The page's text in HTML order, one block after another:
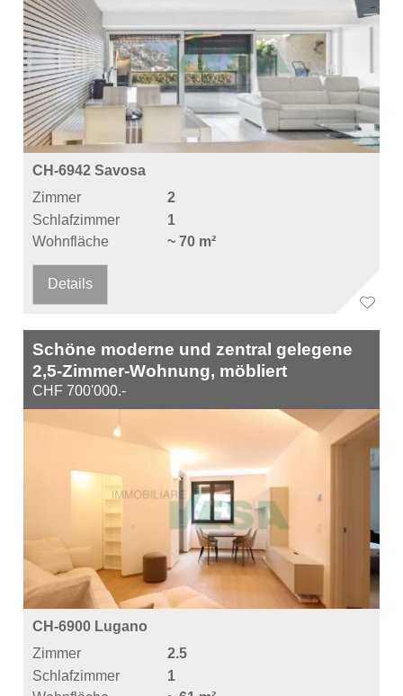
CH-6942 Savosa
Zimmer
2
Schlafzimmer
1
Wohnfläche
~ 70 m²
Details
Schöne moderne und zentral gelegene
2,5-Zimmer-Wohnung, möbliert
CHF 700'000.-
CH-6900 Lugano
Zimmer
2.5
Schlafzimmer
1